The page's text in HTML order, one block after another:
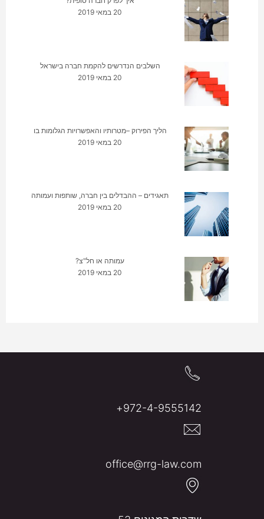
20 במאי 2019
השלבים הנדרשים להקמת חברה בישראל
20 במאי 2019
הליך הפירוק –מטרותיו והאפשרויות הגלומות בו
20 במאי 2019
תאגידים – ההבדלים בין חברה, שותפות ועמותה
20 במאי 2019
עמותה או חל"צ?
20 במאי 2019
972-4-9555142+
office@rrg-law.com